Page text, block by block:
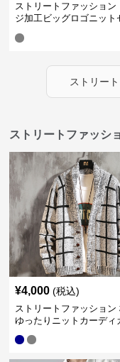
ストリートファッション
ジ加工ビッグロゴニット
ストリー
ストリートファッシ
¥4,000 (税込)
ストリートファッション
ゆったりニットカーディ